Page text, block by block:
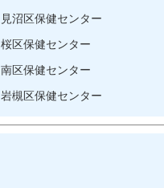
見沼区保健センター
桜区保健センター
南区保健センター
岩槻区保健センター